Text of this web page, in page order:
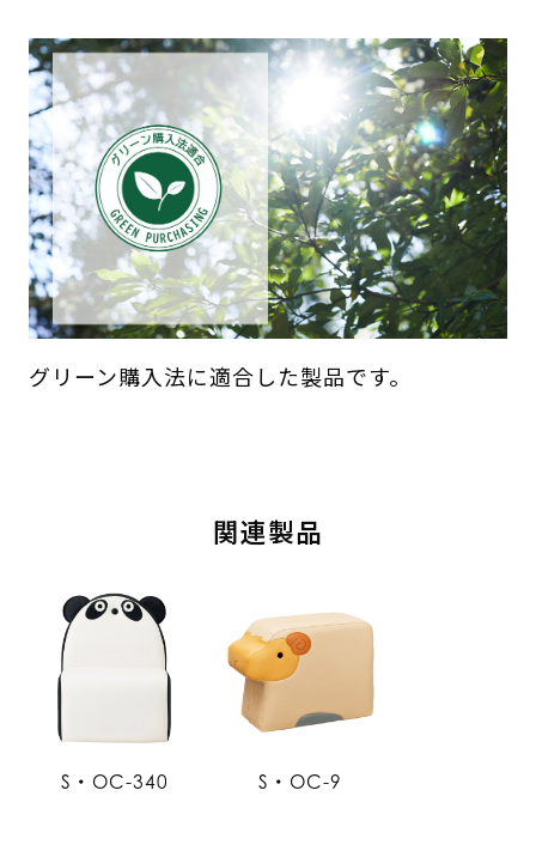
グリーン購入法に適合した製品です。
関連製品
S・OC-340 S・OC-9